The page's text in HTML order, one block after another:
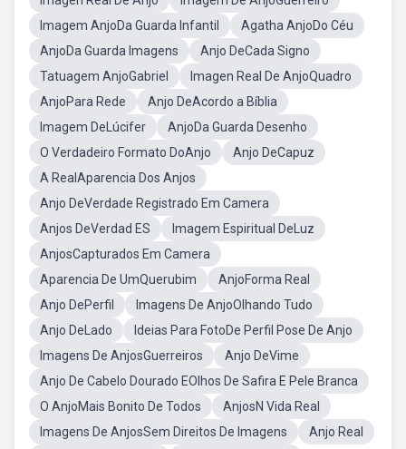
Imagem AnjoDa Guarda Infantil
Agatha AnjoDo Céu
AnjoDa Guarda Imagens
Anjo DeCada Signo
Tatuagem AnjoGabriel
Imagen Real De AnjoQuadro
AnjoPara Rede
Anjo DeAcordo a Bíblia
Imagem DeLúcifer
AnjoDa Guarda Desenho
O Verdadeiro Formato DoAnjo
Anjo DeCapuz
A RealAparencia Dos Anjos
Anjo DeVerdade Registrado Em Camera
Anjos DeVerdad ES
Imagem Espiritual DeLuz
AnjosCapturados Em Camera
Aparencia De UmQuerubim
AnjoForma Real
Anjo DePerfil
Imagens De AnjoOlhando Tudo
Anjo DeLado
Ideias Para FotoDe Perfil Pose De Anjo
Imagens De AnjosGuerreiros
Anjo DeVime
Anjo De Cabelo Dourado EOlhos De Safira E Pele Branca
O AnjoMais Bonito De Todos
AnjosN Vida Real
Imagens De AnjosSem Direitos De Imagens
Anjo Real